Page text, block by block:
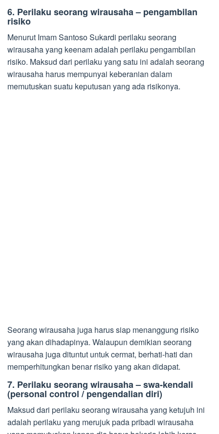
6. Perilaku seorang wirausaha – pengambilan
risiko
Menurut Imam Santoso Sukardi perilaku seorang
wirausaha yang keenam adalah perilaku pengambilan
risiko. Maksud dari perilaku yang satu ini adalah seorang
wirausaha harus mempunyai keberanian dalam
memutuskan suatu keputusan yang ada risikonya.
Seorang wirausaha juga harus siap menanggung risiko
yang akan dihadapinya. Walaupun demikian seorang
wirausaha juga dituntut untuk cermat, berhati-hati dan
memperhitungkan benar risiko yang akan didapat.
7. Perilaku seorang wirausaha – swa-kendali
(personal control / pengendalian diri)
Maksud dari perilaku seorang wirausaha yang ketujuh ini
adalah perilaku yang merujuk pada pribadi wirausaha